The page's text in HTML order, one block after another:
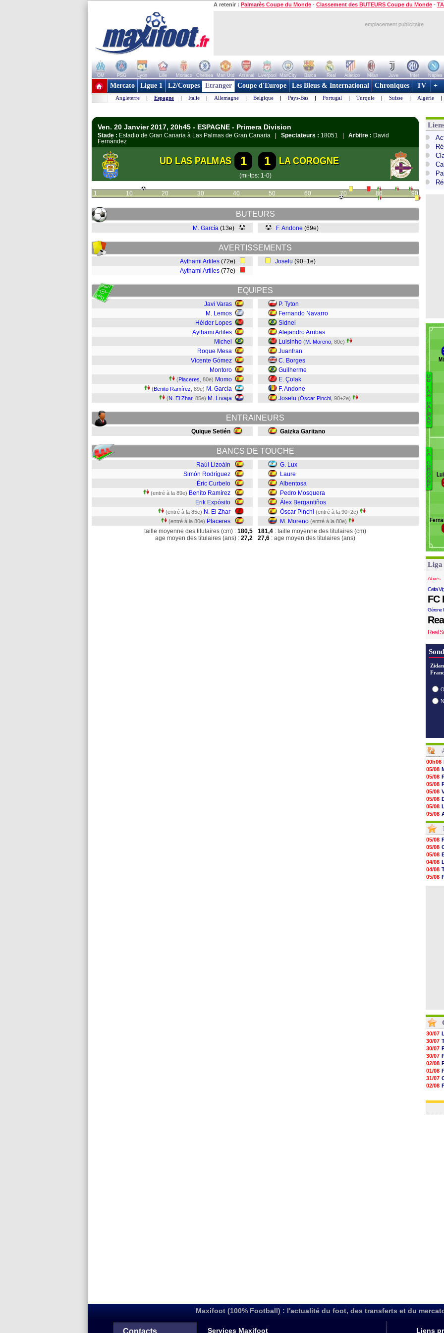
A retenir : Palmarès Coupe du Monde - Classement des BUTEURS Coupe du Monde -
emplacement publicitaire
OM PSG Lyon Lille Monaco Chelsea Man Utd Arsenal Liverpool ManCity Barca Real Atletico Milan Juve Inter Naples
+ de clubs
Mercato Ligue 1 L2/Coupes Etranger Coupe d'Europe Les Bleus & International Chroniques TV +
Angleterre | Espagne | Italie | Allemagne | Belgique | Pays-Bas | Portugal | Turquie | Suisse | Algérie |
Ven. 20 Janvier 2017, 20h45 - ESPAGNE - Primera Division
Stade : Estadio de Gran Canaria à Las Palmas de Gran Canaria | Spectateurs : 18051 | Arbitre : David
Fernández
UD LAS PALMAS 1 1 LA COROGNE
(mi-tps: 1-0)
1 10 20 30 40 50 60 70 80 90
BUTEURS
M. García (13e) F. Andone (69e)
AVERTISSEMENTS
Aythami Artiles (72e)
Aythami Artiles (77e)
Joselu (90+1e)
EQUIPES
Javi Varas
M. Lemos
Hélder Lopes
Aythami Artiles
Míchel
Roque Mesa
Vicente Gómez
Montoro
(Placeres , 80e) Momo
(Benito Ramírez , 89e) M. García
(N. El Zhar, 85e) M. Livaja
P. Tyton
Fernando Navarro
Sidnei
Alejandro Arribas
Luisinho (M. Moreno , 80e)
Juanfran
C. Borges
Guilherme
E. Çolak
F. Andone
Joselu (Óscar Pinchi , 90+2e)
ENTRAINEURS
Quique Setién Gaizka Garitano
BANCS DE TOUCHE
Raúl Lizoáin
Simón Rodríguez
Éric Curbelo
(entré à la 89e) Benito Ramírez
Erik Expósito
(entré à la 85e) N. El Zhar
(entré à la 80e) Placeres
G. Lux
Laure
Albentosa
Pedro Mosquera
Álex Bergantiños
Óscar Pinchi (entré à la 90+2e)
M. Moreno (entré à la 80e)
taille moyenne des titulaires (cm) : 180,5
age moyen des titulaires (ans) : 27,2
181,4 : taille moyenne des titulaires (cm)
27,6 : age moyen des titulaires (ans)
U
D
L
A
S
P
A
L
M
A
S
L
A
C
O
R
O
G
N
E
Liga
Alaves
Celta
FC
Gérone
Real
00h06
05/08
05/08
05/08
05/08
05/08
05/08
05/08
05/08
05/08
05/08
05/08
05/08
05/08
05/08
05/08
05/08
05/08
05/08
05/08
04/08
04/08
05/08
30/07
30/07
30/07
30/07
02/08
01/08
31/07
02/08
01/08
Maxifoot (100% Football) : l'actualité du foot, des transferts et du
Contacts Services Maxifoot Liens